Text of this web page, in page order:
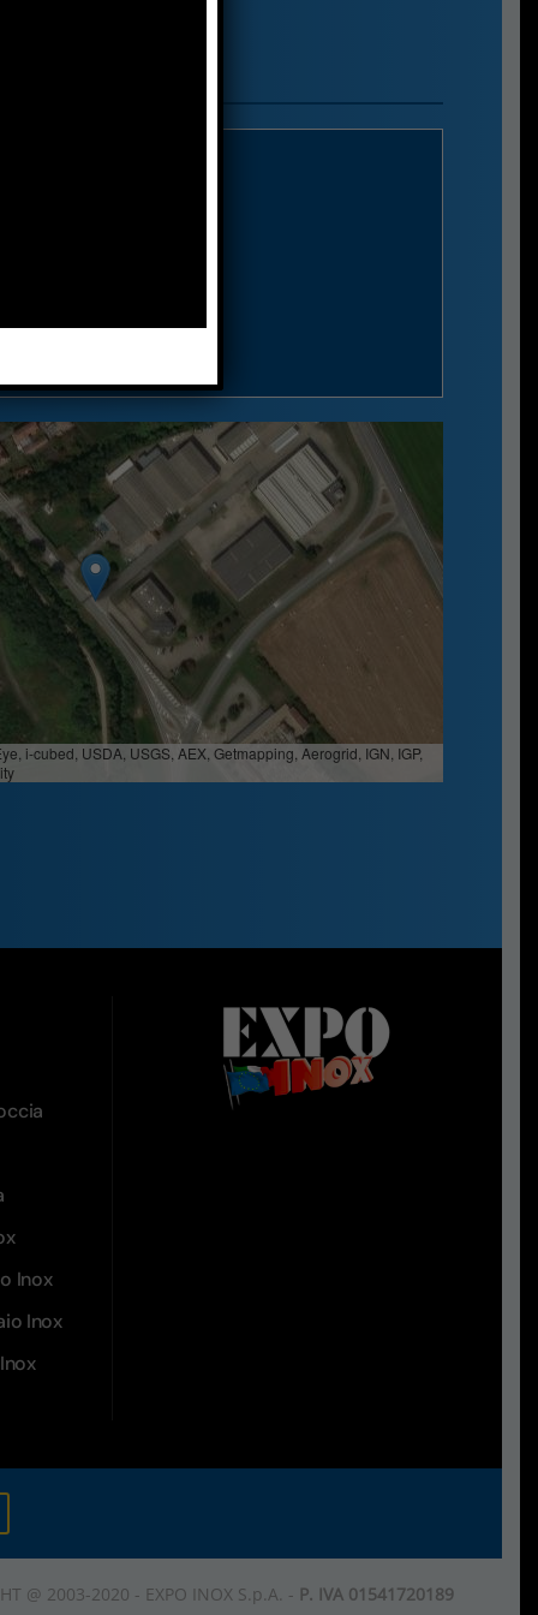
Siro (PV) - Italy
i-cubed, USDA, USGS, AEX, Getmapping, Aerogrid, IGN, IGP,
Inox
Inox
@ 2003-2020 - EXPO INOX S.p.A. - P. IVA 01541720189